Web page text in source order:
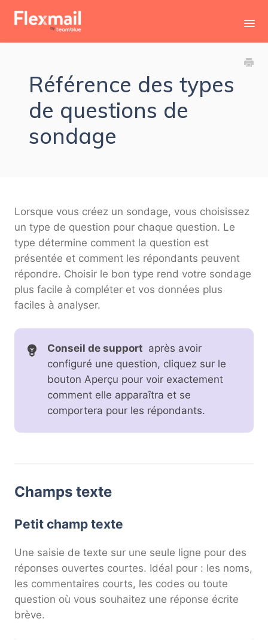
Référence des types
de questions de
sondage
Lorsque vous créez un sondage, vous choisissez
un type de question pour chaque question. Le
type détermine comment la question est
présentée et comment les répondants peuvent
répondre. Choisir le bon type rend votre sondage
plus facile à compléter et vos données plus
faciles à analyser.
Conseil de support après avoir
configuré une question, cliquez sur le
bouton Aperçu pour voir exactement
comment elle apparaîtra et se
comportera pour les répondants.
Champs texte
Petit champ texte
Une saisie de texte sur une seule ligne pour des
réponses ouvertes courtes. Idéal pour : les noms,
les commentaires courts, les codes ou toute
question où vous souhaitez une réponse écrite
brève.